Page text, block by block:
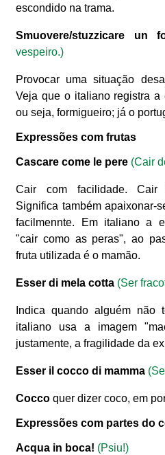
escondido na trama.
Smuovere/stuzzicare un
vespeiro.)
Provocar uma situação
Veja que o italiano registra a
ou seja, formigueiro; já o
Expressões com frutas
Cascare come le pere (Cair
Cair com facilidade. Cair
Significa também apaixonar-
facilmennte. Em italiano a
"cair como as peras", ao
fruta utilizada é o mamão.
Esser di mela cotta (Ser
Indica quando alguém não
italiano usa a imagem
justamente, a fragilidade da
Esser il cocco di mamma
Cocco quer dizer coco, em
Expressões com partes do
Acqua in boca! (Psiu!)